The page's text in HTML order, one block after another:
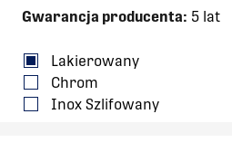
Gwarancja producenta: 5 lat
Lakierowany
Chrom
Inox Szlifowany